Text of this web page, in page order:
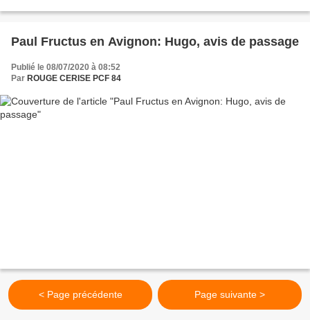
Paul Fructus en Avignon: Hugo, avis de passage
Publié le 08/07/2020 à 08:52
Par ROUGE CERISE PCF 84
< Page précédente Page suivante >